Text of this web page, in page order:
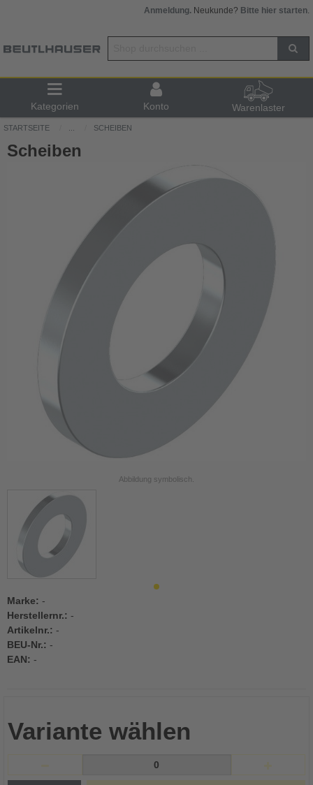
Anmeldung. Neukunde? Bitte hier starten.
Kategorien Konto Warenlaster
STARTSEITE SCHEIBEN
Scheiben
Abbildung symbolisch.
Marke: -
Herstellernr.: -
Artikelnr.: -
BEU-Nr.: -
EAN: -
Variante wählen